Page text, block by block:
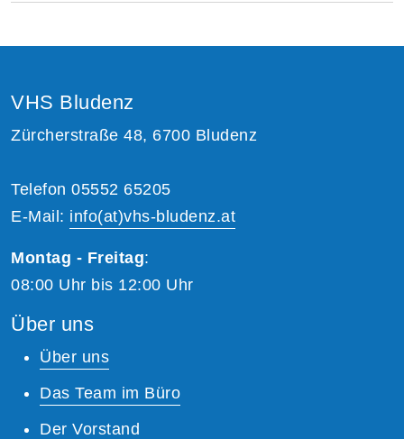
VHS Bludenz
Zürcherstraße 48, 6700 Bludenz
Telefon 05552 65205
E-Mail: info(at)vhs-bludenz.at
Montag - Freitag:
08:00 Uhr bis 12:00 Uhr
Über uns
Über uns
Das Team im Büro
Der Vorstand